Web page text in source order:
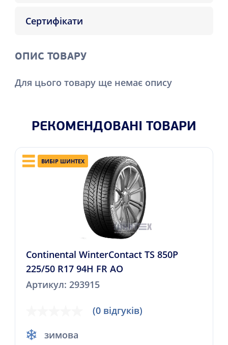
Сертифікати
ОПИС ТОВАРУ
Для цього товару ще немає опису
РЕКОМЕНДОВАНІ ТОВАРИ
ВИБІР ШИНТЕХ
Continental WinterContact TS 850P
225/50 R17 94H FR AO
Артикул: 293915
(0 відгуків)
зимова